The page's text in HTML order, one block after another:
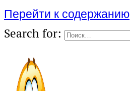
Перейти к содержанию
Search for: